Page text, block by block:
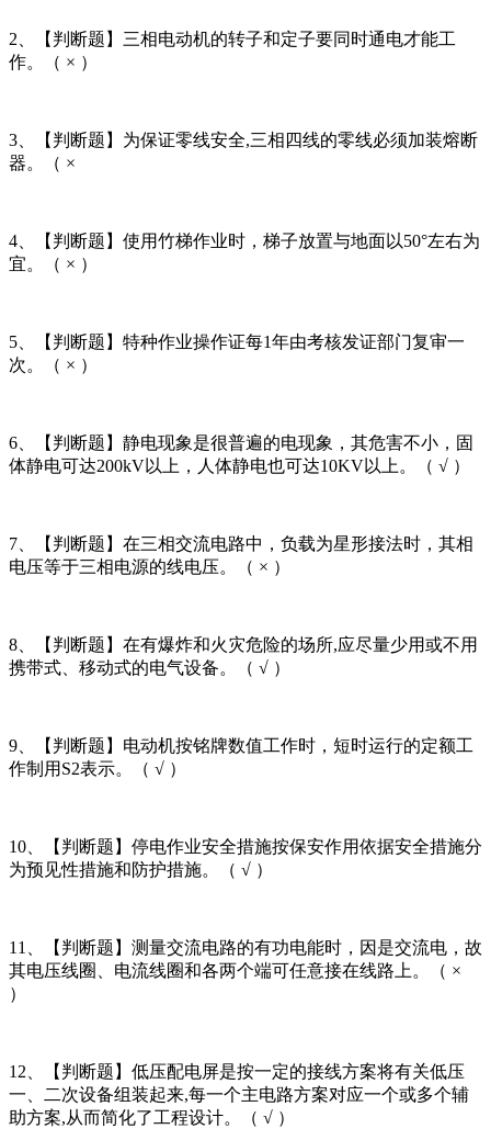
2、【判断题】三相电动机的转子和定子要同时通电才能工
作。（ × ）
3、【判断题】为保证零线安全,三相四线的零线必须加装熔断
器。（ ×
4、【判断题】使用竹梯作业时，梯子放置与地面以50°左右为
宜。（ × ）
5、【判断题】特种作业操作证每1年由考核发证部门复审一
次。（ × ）
6、【判断题】静电现象是很普遍的电现象，其危害不小，固
体静电可达200kV以上，人体静电也可达10KV以上。（ √ ）
7、【判断题】在三相交流电路中，负载为星形接法时，其相
电压等于三相电源的线电压。（ × ）
8、【判断题】在有爆炸和火灾危险的场所,应尽量少用或不用
携带式、移动式的电气设备。（ √ ）
9、【判断题】电动机按铭牌数值工作时，短时运行的定额工
作制用S2表示。（ √ ）
10、【判断题】停电作业安全措施按保安作用依据安全措施分
为预见性措施和防护措施。（ √ ）
11、【判断题】测量交流电路的有功电能时，因是交流电，故
其电压线圈、电流线圈和各两个端可任意接在线路上。（ ×
）
12、【判断题】低压配电屏是按一定的接线方案将有关低压
一、二次设备组装起来,每一个主电路方案对应一个或多个辅
助方案,从而简化了工程设计。（ √ ）